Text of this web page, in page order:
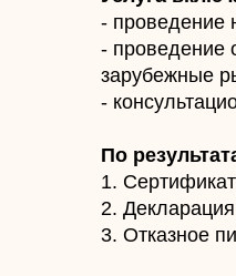
- проведение
- проведение
зарубежные
-
По
1.
2. Декларация
3. Отказное